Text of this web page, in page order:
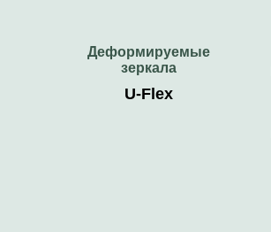
Деформируемые
зеркала
U-Flex